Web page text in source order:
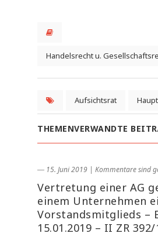
Handelsrecht u.
Aufsichtsrat
THEMENVERWANDTE
― 15. Juni 2019 | Kommentare sind
Vertretung einer AG
einem Unternehmen
Vorstandsmitglieds –
15.01.2019 – II ZR 392/